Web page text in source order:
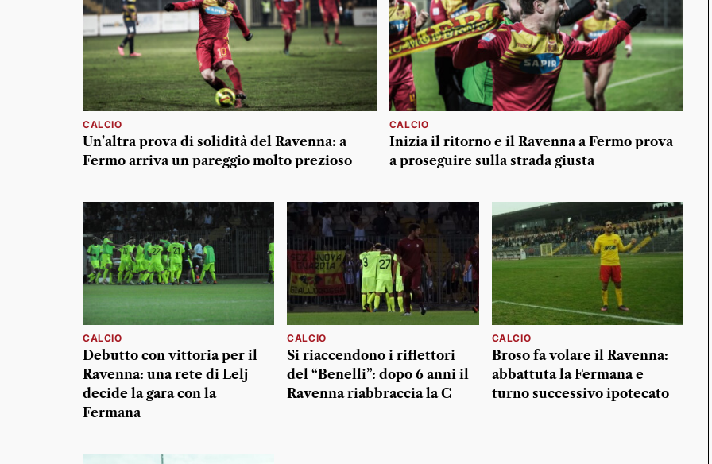
CALCIO
Un’altra prova di solidità del Ravenna: a
Fermo arriva un pareggio molto prezioso
CALCIO
Inizia il ritorno e il Ravenna a Fermo prova
a proseguire sulla strada giusta
CALCIO
Debutto con vittoria per il
Ravenna: una rete di Lelj
decide la gara con la
Fermana
CALCIO
Si riaccendono i riflettori
del “Benelli”: dopo 6 anni il
Ravenna riabbraccia la C
CALCIO
Broso fa volare il Ravenna:
abbattuta la Fermana e
turno successivo ipotecato